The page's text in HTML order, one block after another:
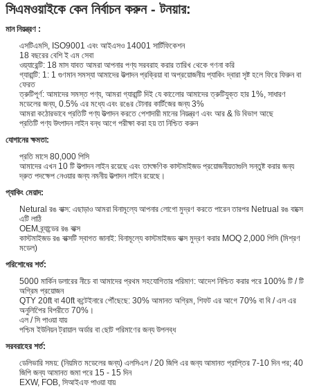
সিএমওয়াইকে কেন নির্বাচন করুন - টনয়ার:
মান নিয়ন্ত্রণ :
এসটিএমসি, ISO9001 এবং আইএসও 14001 সার্টিফিকেশন
18 বছরের বেশি ই এম সেবা
ওয়্যারেন্টি: 18 মাস যাবত আমরা আপনার পণ্য সরবরাহ করার তারিখ থেকে গণনা করি
গ্যারান্টি: 1: 1 গুণমান সমস্যা আমাদের উত্পাদন প্রক্রিয়া বা অপ্রয়োজনীয় প্যাকিং দ্বারা সৃষ্ট হলে ফিরে ফিরুন বা
ফেরত
ত্রুটিপূর্ণ: আমাদের সমস্ত পণ্য, আমরা গ্যারান্টি দিই যে কালোের আমাদের ত্রুটিযুক্ত হার 1%, সাধারণ
মডেলের জন্য, 0.5% এর মধ্যে এবং রঙের টোনার কার্টিজের জন্য 3%
আমরা কঠোরভাবে প্রতিটি পণ্য উত্পাদন করতে পেশাদারী মানের নিয়ন্ত্রণ এবং আর & ডি বিভাগ আছে
প্রতিটি পণ্য উৎপাদন লাইন বন্ধ আগে পরীক্ষা করা হয় তা নিশ্চিত করুন
যোগানের ক্ষমতা:
প্রতি মাসে 80,000 পিসি
আমাদের এখন 10 টি উত্পাদন লাইন রয়েছে এবং তাৎক্ষণিক কাস্টমাইজড প্রয়োজনীয়তাগুলি সন্তুষ্ট করার জন্য
দ্রুত পদক্ষেপ নেওয়ার জন্য নমনীয় উত্পাদন লাইন রয়েছে।
প্যাকিং মেয়াদ:
Netural রঙ বাক্স: এছাড়াও আমরা বিনামূল্যে আপনার লোগো মুদ্রণ করতে পারেন তারপর Netrual রঙ বাক্সে
এটি লাঠি
OEM ব্র্যান্ডের রঙ বাক্স
কাস্টমাইজড রঙ বাক্সটি স্বাগত জানাই: বিনামূল্যে কাস্টমাইজড বাক্স মুদ্রণ করার MOQ 2,000 পিসি (মিশ্রণ
মডেল)
পরিশোধের শর্ত:
5000 মার্কিন ডলারের নীচে বা আমাদের প্রথম সহযোগিতার পরিমাণ: আদেশ নিশ্চিত করার পরে 100% টি / টি
অগ্রিম প্রয়োজন
QTY 20ft বা 40ft কন্টেইনারে পৌঁছেছে: 30% আমানত অগ্রিম, শিফট এর আগে 70% বা বি / এল এর
অনুলিপিের বিপরীতে 70%।
এল / সি পাওয়া যায়
পশ্চিম ইউনিয়ন ট্রায়াল অর্ডার বা ছোট পরিমাণের জন্য উপলব্ধ
সরবরাহের শর্ত:
ডেলিভারি সময়: (নিয়মিত মডেলের জন্য) এলসিএল / 20 জিপি এর জন্য আমানত প্রাপ্তির 7-10 দিন পর; 40
জিপি জন্য আমানত জমা পরে 15 - 15 দিন
EXW, FOB, সিআইএফ পাওয়া যায়